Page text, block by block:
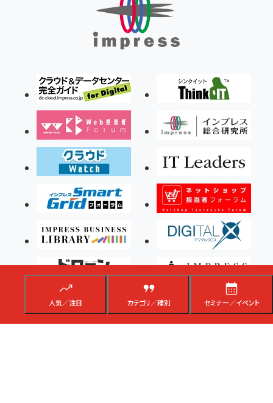
人気／注目 カテゴリ／種別 セミナー／イベント